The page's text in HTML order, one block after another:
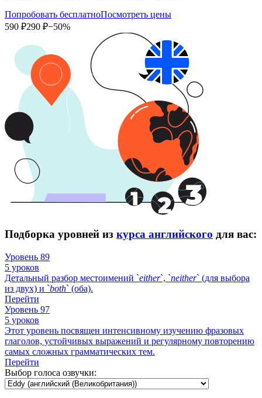
Попробовать бесплатноПосмотреть цены
590 ₽290 ₽−50%
Подборка уровней из курса английского для вас:
Уровень 89
5 уроков
Детальный разбор местоимений `either`, `neither` (для выбора
из двух) и `both` (оба).
Перейти
Уровень 97
5 уроков
Этот уровень посвящен интенсивному изучению фразовых
глаголов, устойчивых выражений и регулярному повторению
самых сложных грамматических тем.
Перейти
Выбор голоса озвучки: